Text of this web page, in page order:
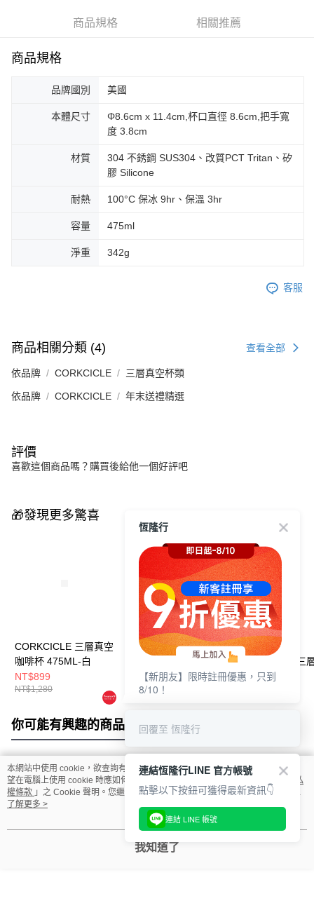
商品規格 相關推薦
商品規格
品牌國別 美國
本體尺寸
Φ8.6cm x 11.4cm,杯口直徑 8.6cm,把手寬
度 3.8cm
材質
304 不銹鋼 SUS304、改質PCT Tritan、矽
膠 Silicone
耐熱 100°C 保冰 9hr、保溫 3hr
容量 475ml
淨重 342g
客服
商品相關分類 (4) 查看全部
依品牌 CORKCICLE 三層真空杯類
依品牌 CORKCICLE 年末送禮精選
評價
喜歡這個商品嗎？購買後給他一個好評吧
🎁發現更多驚喜
CORKCICLE 三層真空
咖啡杯 475ML-白
NT$899
NT$1,280
CORKCICLE 三層真空
咖啡杯 650ML-綠迷彩
NT$999
NT$1,780
【雷刻專區】
CORKCICLE 三
咖啡杯 475ML-白
NT$1,280
你可能有興趣的商品 全站排行
熱門標籤
本網站中使用 cookie，欲查詢有關本網站使用 cookie 方式之詳情，及若您不希
望在電腦上使用 cookie 時應如何變更電腦的 cookie 設定，請參閱本網站「
隱私
權條款 」之 Cookie 聲明。您繼續使用本網站即表示您同意本公司得按本網站使
用條款之 Cookie 聲明使用 cookie。
了解更多 >
我知道了
恆隆行
【新朋友】限時註冊優惠，只到
8/10！
回覆至 恆隆行
連結恆隆行LINE 官方帳號
點擊以下按鈕可獲得最新資訊👇
連結 LINE 帳號